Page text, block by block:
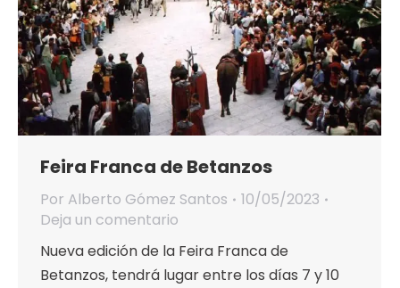
Feira Franca de Betanzos
Por Alberto Gómez Santos
10/05/2023
Deja un comentario
Nueva edición de la Feira Franca de
Betanzos, tendrá lugar entre los días 7 y 10